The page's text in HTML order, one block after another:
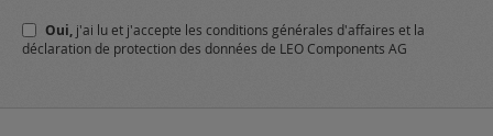
:
Oui, j'ai lu et j'accepte les conditions générales d'affaires et la
déclaration de protection des données de LEO Components AG